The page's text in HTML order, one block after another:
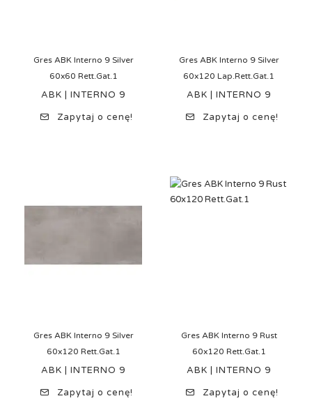
Gres ABK Interno 9 Silver
60x60 Rett.Gat.1
ABK | INTERNO 9
Zapytaj o cenę!
Gres ABK Interno 9 Silver
60x120 Lap.Rett.Gat.1
ABK | INTERNO 9
Zapytaj o cenę!
Gres ABK Interno 9 Silver
60x120 Rett.Gat.1
ABK | INTERNO 9
Zapytaj o cenę!
Gres ABK Interno 9 Rust
60x120 Rett.Gat.1
ABK | INTERNO 9
Zapytaj o cenę!